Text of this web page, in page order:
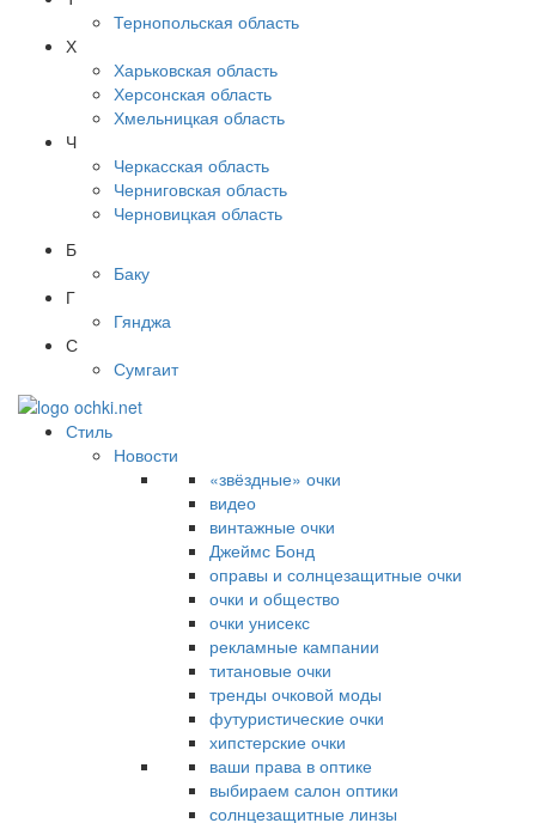
Тернопольская область
Х
Харьковская область
Херсонская область
Хмельницкая область
Ч
Черкасская область
Черниговская область
Черновицкая область
Б
Баку
Г
Гянджа
С
Сумгаит
Стиль
Новости
«звёздные» очки
видео
винтажные очки
Джеймс Бонд
оправы и солнцезащитные очки
очки и общество
очки унисекс
рекламные кампании
титановые очки
тренды очковой моды
футуристические очки
хипстерские очки
ваши права в оптике
выбираем салон оптики
солнцезащитные линзы